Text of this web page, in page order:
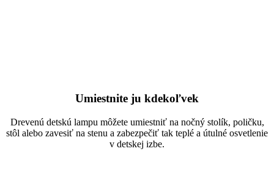
Umiestnite ju kdekoľvek
Drevenú detskú lampu môžete umiestniť na nočný stolík, poličku,
stôl alebo zavesiť na stenu a zabezpečiť tak teplé a útulné osvetlenie
v detskej izbe.